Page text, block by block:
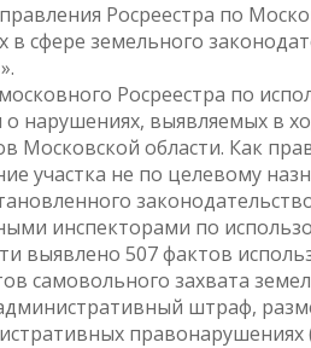
Росреестра по
сфере земельного
Росреестра по
о нарушениях, выявляемых в
Московской области. Как
участка не по целевому
инспекторами по
выявлено 507 фактов
самовольного захвата
штраф,
правонарушениях